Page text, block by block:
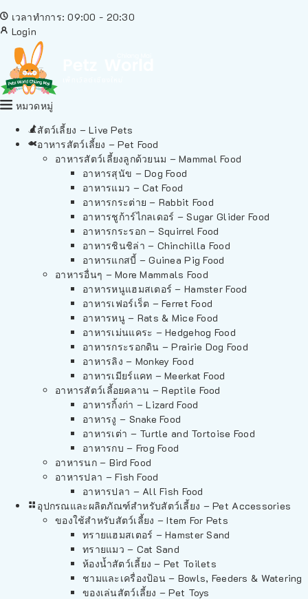
เวลาทำการ: 09:00 - 20:30
Login
หมวดหมู่
สัตว์เลี้ยง – Live Pets
อาหารสัตว์เลี้ยง – Pet Food
อาหารสัตว์เลี้ยงลูกด้วยนม – Mammal Food
อาหารสุนัข – Dog Food
อาหารแมว – Cat Food
อาหารกระต่าย – Rabbit Food
อาหารชูก้าร์ไกลเดอร์ – Sugar Glider Food
อาหารกระรอก – Squirrel Food
อาหารชินชิล่า – Chinchilla Food
อาหารแกสบี้ – Guinea Pig Food
อาหารอื่นๆ – More Mammals Food
อาหารหนูแฮมสเตอร์ – Hamster Food
อาหารเฟอร์เร็ต – Ferret Food
อาหารหนู – Rats & Mice Food
อาหารเม่นแคระ – Hedgehog Food
อาหารกระรอกดิน – Prairie Dog Food
อาหารลิง – Monkey Food
อาหารเมียร์แคท – Meerkat Food
อาหารสัตว์เลี้อยคลาน – Reptile Food
อาหารกิ้งก่า – Lizard Food
อาหารงู – Snake Food
อาหารเต่า – Turtle and Tortoise Food
อาหารกบ – Frog Food
อาหารนก – Bird Food
อาหารปลา – Fish Food
อาหารปลา – All Fish Food
อุปกรณและผลิตภัณฑ์สำหรับสัตว์เลี้ยง – Pet Accessories
ของใช้สำหรับสัตว์เลี้ยง – Item For Pets
ทรายแฮมสเตอร์ – Hamster Sand
ทรายแมว – Cat Sand
ห้องน้ำสัตว์เลี้ยง – Pet Toilets
ชามและเครื่องป้อน – Bowls, Feeders & Watering
ของเล่นสัตว์เลี้ยง – Pet Toys